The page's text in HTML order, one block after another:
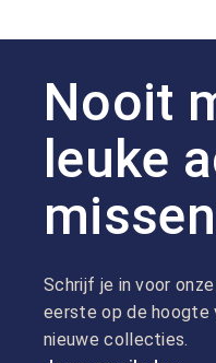
Nooit
leuke
Schrijf je in voor
eerste op de hoogte
nieuwe collecties.